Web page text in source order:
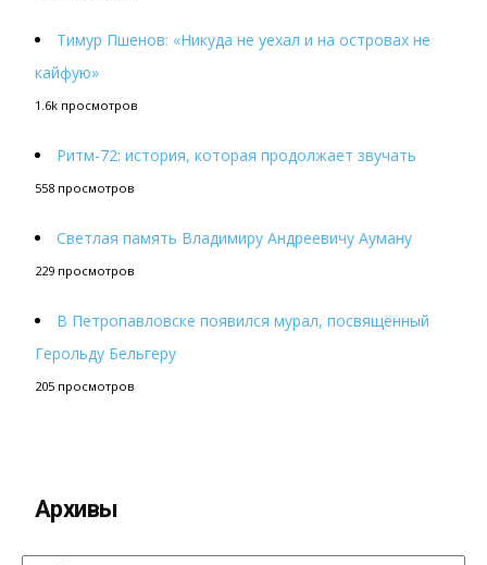
Тимур Пшенов: «Никуда не уехал и на островах не
кайфую»
1.6k просмотров
Ритм-72: история, которая продолжает звучать
558 просмотров
Светлая память Владимиру Андреевичу Ауману
229 просмотров
В Петропавловске появился мурал, посвящённый
Герольду Бельгеру
205 просмотров
Архивы
Архивы